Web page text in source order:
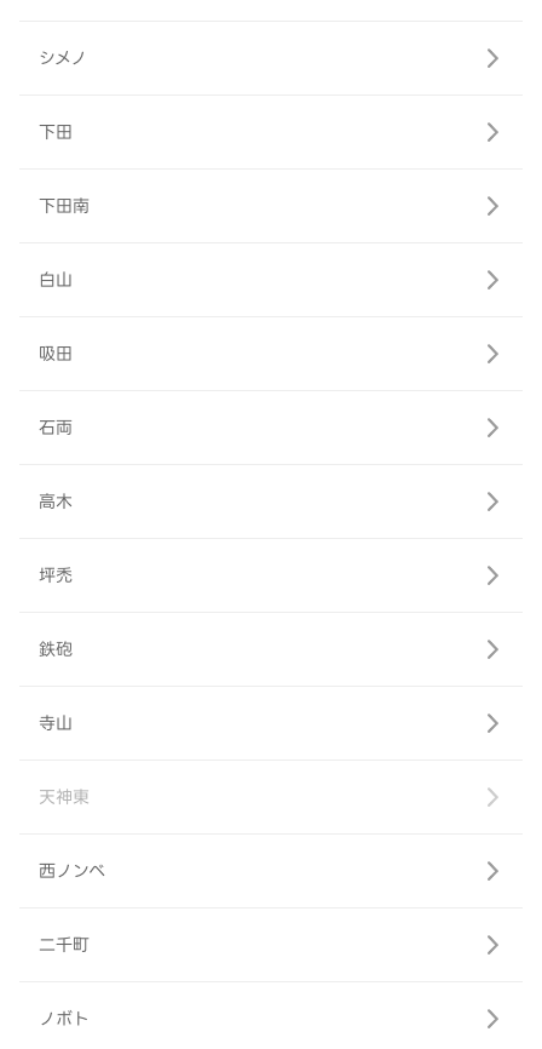
シメノ
下田
下田南
白山
吸田
石両
高木
坪禿
鉄砲
寺山
天神東
西ノンベ
二千町
ノボト